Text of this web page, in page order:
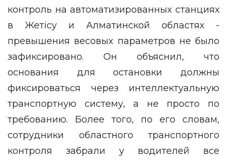
контроль на автоматизированных станциях
в Жетісу и Алматинской областях -
превышения весовых параметров не было
зафиксировано. Он объяснил, что
основания для остановки должны
фиксироваться через интеллектуальную
транспортную систему, а не просто по
требованию. Более того, по его словам,
сотрудники областного транспортного
контроля забрали у водителей все